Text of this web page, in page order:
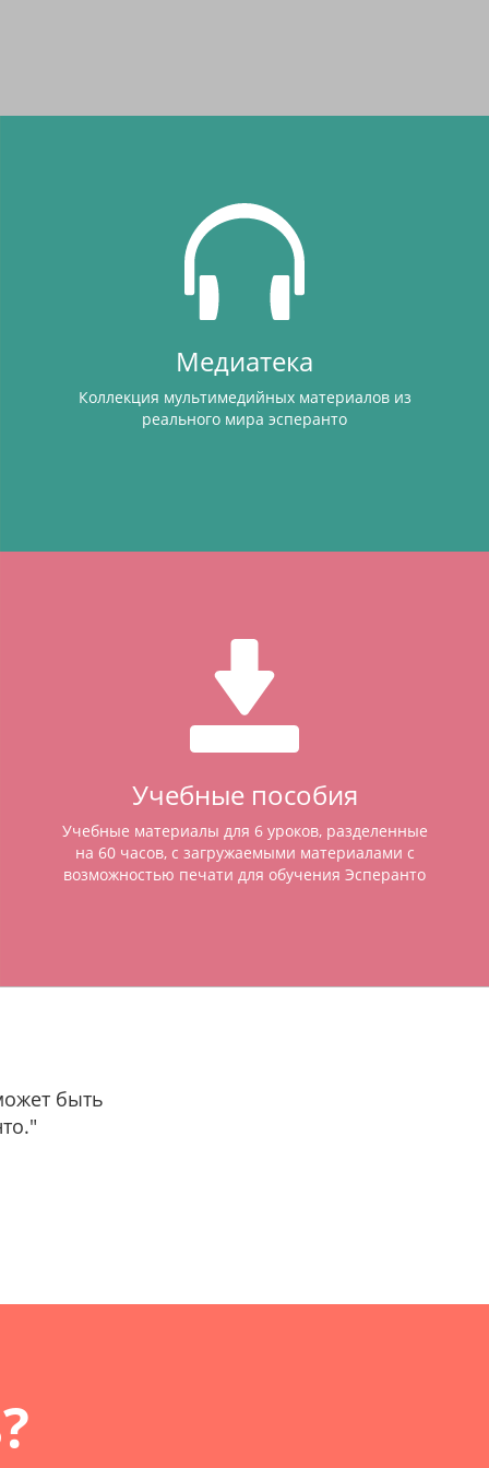
Медиатека
Коллекция мультимедийных материалов из
реального мира эсперанто
Учебные пособия
Учебные материалы для 6 уроков, разделенные
на 60 часов, с загружаемыми материалами с
возможностью печати для обучения Эсперанто
быть